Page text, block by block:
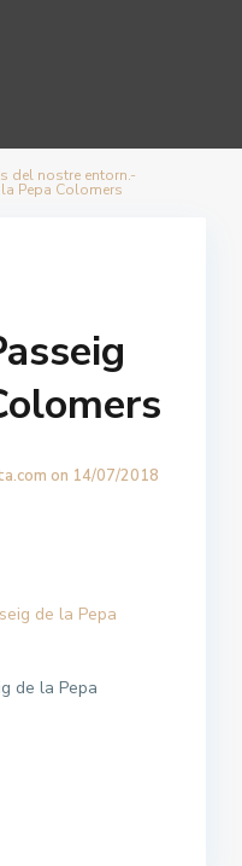
del nostre entorn.-
Pepa Colomers
on 14/07/2018
de la Pepa